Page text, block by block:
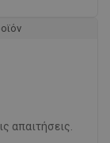
απαιτήσεις.